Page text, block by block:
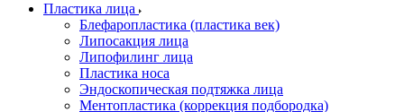
Пластика лица
Блефаропластика (пластика век)
Липосакция лица
Липофилинг лица
Пластика носа
Эндоскопическая подтяжка лица
Ментопластика (коррекция подбородка)